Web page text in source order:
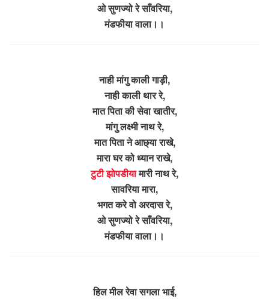
ओ सुणज्यो रे साँवरिया,
मंडफीया वाला।।
नाही मांगु काली गाड़ी,
नाही काली थार रे,
मात पिता की सेवा खातीर,
मांगु लक्ष्मी नाथ रे,
मात पिता ने आछ्या राखे,
मारा घर को ध्यान राखे,
टुटी झोपडीयामारी नाथ रे,
सावरिया मारा,
भगत करे वो अरदास रे,
ओ सुणज्यो रे साँवरिया,
मंडफीया वाला।।
हिल मील रेवा सगला भाई,